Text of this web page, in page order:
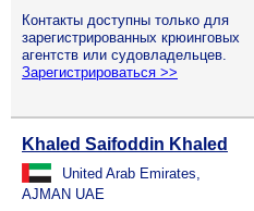
Контакты доступны только для
зарегистрированных крюинговых
агентств или судовладельцев.
Зарегистрироваться >>
Khaled Saifoddin Khaled
United Arab Emirates,
AJMAN UAE